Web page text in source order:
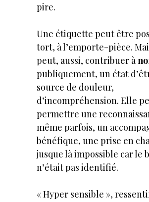
pire.
Une étiquette peut être
tort, à l’emporte-pièce.
peut, aussi, contribuer à
publiquement, un état
source de douleur,
d’incompréhension. Elle
permettre une
même parfois, un
bénéfique, une prise en
jusque là impossible car le
n’était pas identifié.
« Hyper sensible »,